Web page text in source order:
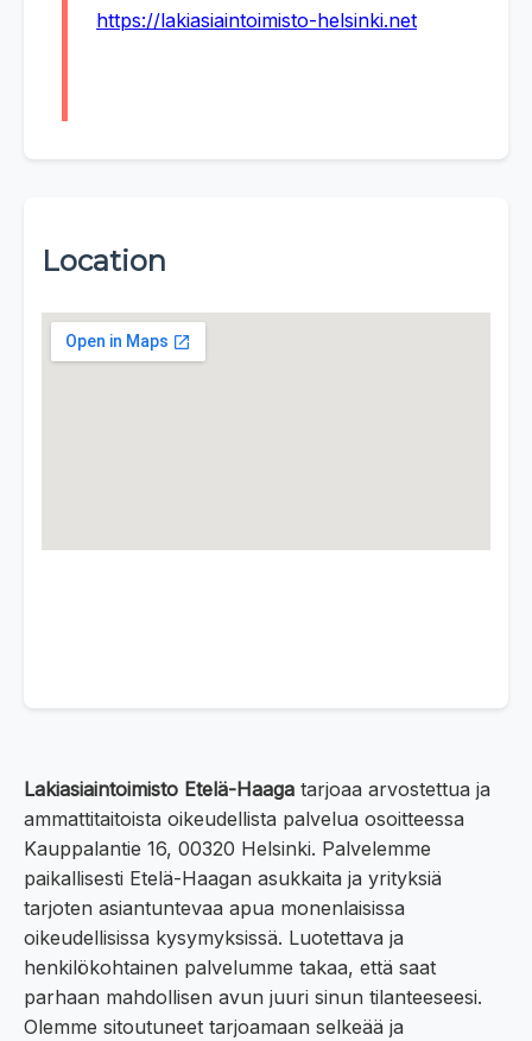
https://lakiasiaintoimisto-helsinki.net
Location
Lakiasiaintoimisto Etelä-Haaga tarjoaa arvostettua ja
ammattitaitoista oikeudellista palvelua osoitteessa
Kauppalantie 16, 00320 Helsinki. Palvelemme
paikallisesti Etelä-Haagan asukkaita ja yrityksiä
tarjoten asiantuntevaa apua monenlaisissa
oikeudellisissa kysymyksissä. Luotettava ja
henkilökohtainen palvelumme takaa, että saat
parhaan mahdollisen avun juuri sinun tilanteeseesi.
Olemme sitoutuneet tarjoamaan selkeää ja